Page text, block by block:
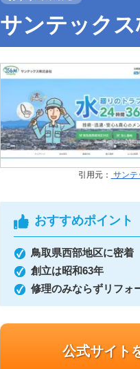
サンテック
引用元： サンテ
おすすめポイント
鳥取県西部地区に密着
創立は昭和63年
修理のみならずリフォ
公式サイト